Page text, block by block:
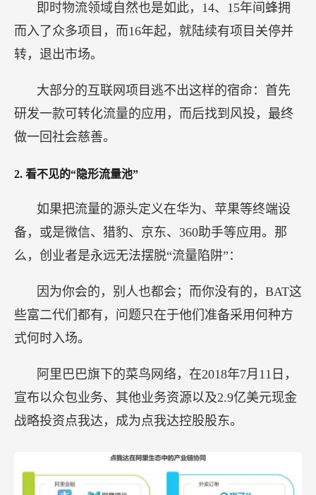
即时物流领域自然也是如此，14、15年间蜂拥
而入了众多项目，而16年起，就陆续有项目关停并
转，退出市场。
大部分的互联网项目逃不出这样的宿命：首先
研发一款可转化流量的应用，而后找到风投，最终
做一回社会慈善。
2. 看不见的“隐形流量池”
如果把流量的源头定义在华为、苹果等终端设
备，或是微信、猎豹、京东、360助手等应用。那
么，创业者是永远无法摆脱“流量陷阱”：
因为你会的，别人也都会；而你没有的，BAT这
些富二代们都有，问题只在于他们准备采用何种方
式何时入场。
阿里巴巴旗下的菜鸟网络，在2018年7月11日，
宣布以众包业务、其他业务资源以及2.9亿美元现金
战略投资点我达，成为点我达控股股东。